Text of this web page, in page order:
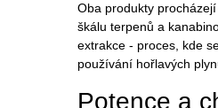
Oba produkty
škálu terpenů a
extrakce - proces, kde
používání hořlavých
Potence a